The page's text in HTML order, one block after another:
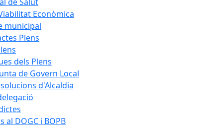
Econòmica
municipal
Plens
dels Plens
de Govern Local
d'Alcaldia
al DOGC i BOPB